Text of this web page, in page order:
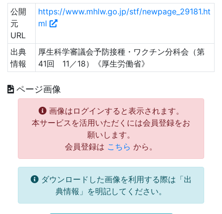
公開
元
URL
https://www.mhlw.go.jp/stf/newpage_29181.ht
ml
出典
情報
厚生科学審議会予防接種・ワクチン分科会（第
41回 11／18）《厚生労働省》
ページ画像
画像はログインすると表示されます。
本サービスを活用いただくには会員登録をお
願いします。
会員登録は こちら から。
ダウンロードした画像を利用する際は「出
典情報」を明記してください。